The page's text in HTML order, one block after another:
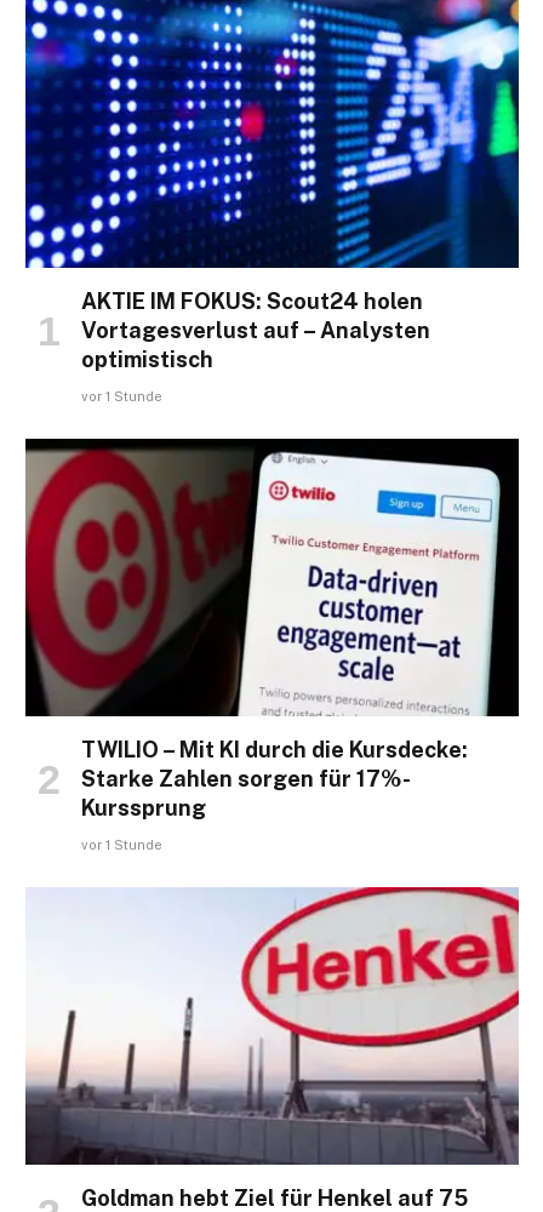
AKTIE IM FOKUS: Scout24 holen
Vortagesverlust auf – Analysten
optimistisch
vor 1 Stunde
TWILIO – Mit KI durch die Kursdecke:
Starke Zahlen sorgen für 17%-
Kurssprung
vor 1 Stunde
Goldman hebt Ziel für Henkel auf 75